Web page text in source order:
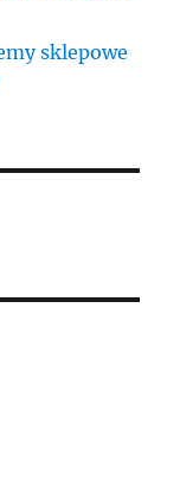
sklepowe